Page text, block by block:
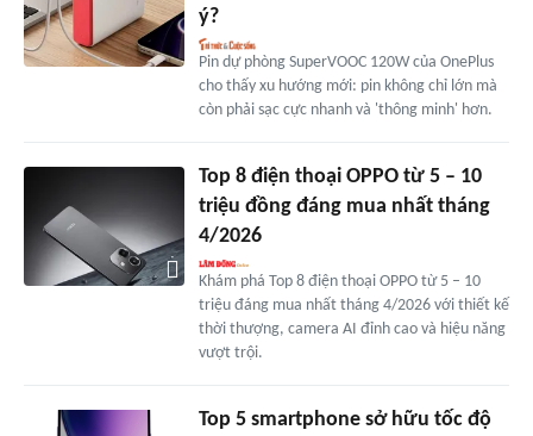
ý?
Pin dự phòng SuperVOOC 120W của OnePlus
cho thấy xu hướng mới: pin không chỉ lớn mà
còn phải sạc cực nhanh và 'thông minh' hơn.
Top 8 điện thoại OPPO từ 5 – 10
triệu đồng đáng mua nhất tháng
4/2026
Khám phá Top 8 điện thoại OPPO từ 5 – 10
triệu đáng mua nhất tháng 4/2026 với thiết kế
thời thượng, camera AI đỉnh cao và hiệu năng
vượt trội.
Top 5 smartphone sở hữu tốc độ